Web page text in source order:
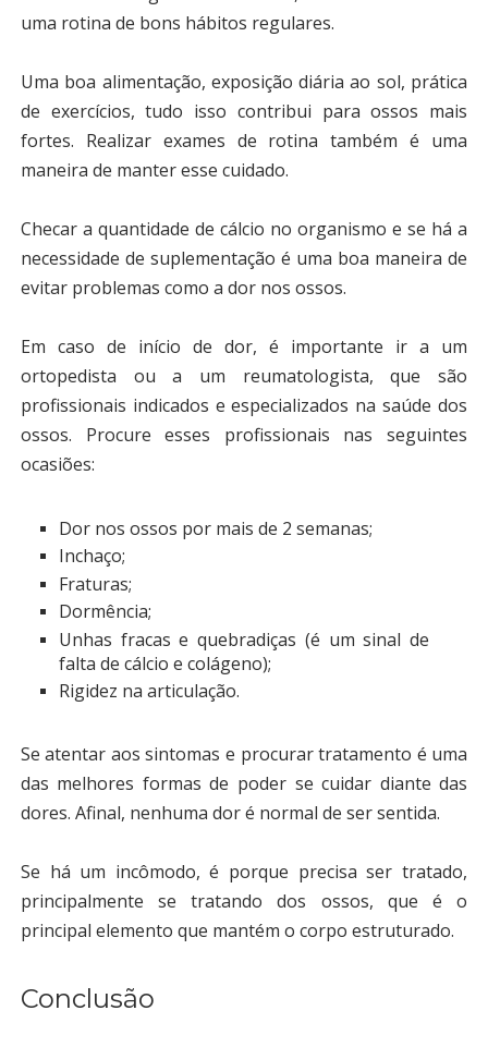
uma rotina de bons hábitos regulares.
Uma boa alimentação, exposição diária ao sol, prática
de exercícios, tudo isso contribui para ossos mais
fortes. Realizar exames de rotina também é uma
maneira de manter esse cuidado.
Checar a quantidade de cálcio no organismo e se há a
necessidade de suplementação é uma boa maneira de
evitar problemas como a dor nos ossos.
Em caso de início de dor, é importante ir a um
ortopedista ou a um reumatologista, que são
profissionais indicados e especializados na saúde dos
ossos. Procure esses profissionais nas seguintes
ocasiões:
Dor nos ossos por mais de 2 semanas;
Inchaço;
Fraturas;
Dormência;
Unhas fracas e quebradiças (é um sinal de
falta de cálcio e colágeno);
Rigidez na articulação.
Se atentar aos sintomas e procurar tratamento é uma
das melhores formas de poder se cuidar diante das
dores. Afinal, nenhuma dor é normal de ser sentida.
Se há um incômodo, é porque precisa ser tratado,
principalmente se tratando dos ossos, que é o
principal elemento que mantém o corpo estruturado.
Conclusão